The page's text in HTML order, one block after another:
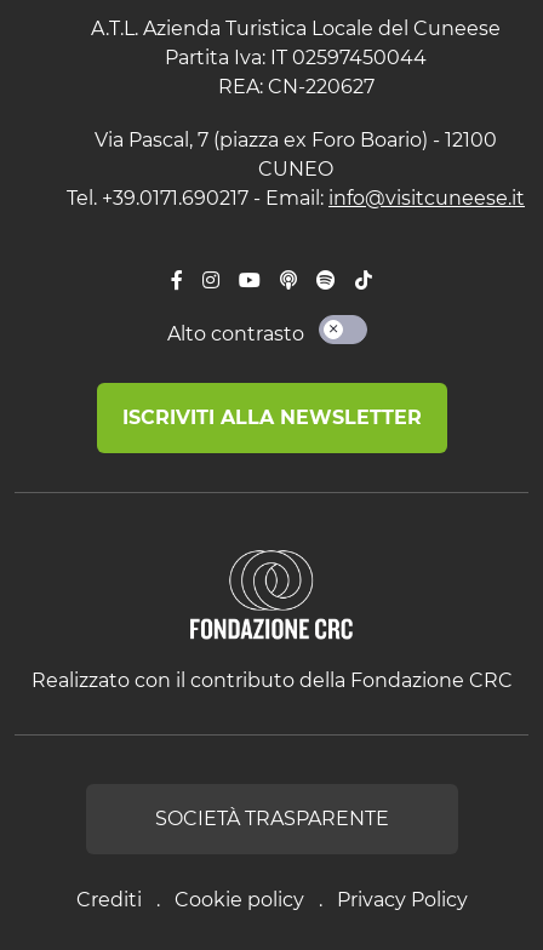
A.T.L. Azienda Turistica Locale del Cuneese
Partita Iva: IT 02597450044
REA: CN-220627
Via Pascal, 7 (piazza ex Foro Boario) - 12100
CUNEO
Tel. +39.0171.690217 - Email: info@visitcuneese.it
Alto contrasto
ISCRIVITI ALLA NEWSLETTER
Realizzato con il contributo della Fondazione CRC
Crediti Cookie policy Privacy Policy
SOCIETÀ TRASPARENTE